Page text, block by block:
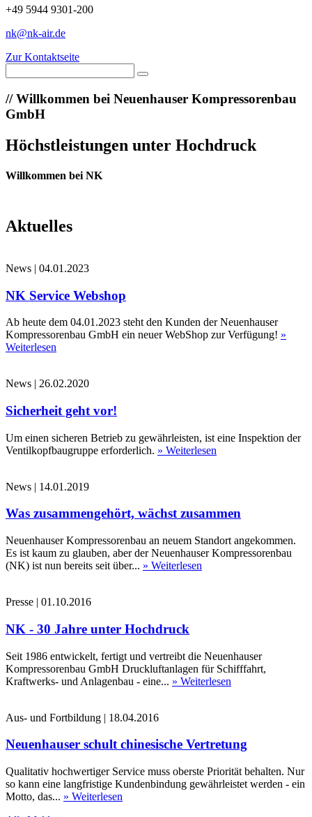
+49 5944 9301-200
nk@nk-air.de
Zur Kontaktseite
//Willkommen bei Neuenhauser Kompressorenbau
GmbH
Höchstleistungen unter Hochdruck
Willkommen bei NK
Aktuelles
News | 04.01.2023
NK Service Webshop
Ab heute dem 04.01.2023 steht den Kunden der Neuenhauser
Kompressorenbau GmbH ein neuer WebShop zur Verfügung! »
Weiterlesen
News | 26.02.2020
Sicherheit geht vor!
Um einen sicheren Betrieb zu gewährleisten, ist eine Inspektion der
Ventilkopfbaugruppe erforderlich. » Weiterlesen
News | 14.01.2019
Was zusammengehört, wächst zusammen
Neuenhauser Kompressorenbau an neuem Standort angekommen.
Es ist kaum zu glauben, aber der Neuenhauser Kompressorenbau
(NK) ist nun bereits seit über... » Weiterlesen
Presse | 01.10.2016
NK - 30 Jahre unter Hochdruck
Seit 1986 entwickelt, fertigt und vertreibt die Neuenhauser
Kompressorenbau GmbH Druckluftanlagen für Schifffahrt,
Kraftwerks- und Anlagenbau - eine... » Weiterlesen
Aus- und Fortbildung | 18.04.2016
Neuenhauser schult chinesische Vertretung
Qualitativ hochwertiger Service muss oberste Priorität behalten. Nur
so kann eine langfristige Kundenbindung gewährleistet werden - ein
Motto, das... » Weiterlesen